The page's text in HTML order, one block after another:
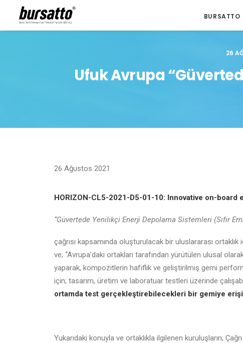
BURSATTO
26
Ufuk Avrupa
26 Ağustos 2021
HORIZON-CL5-2021-D5-01-10: Innovative on-
“Güvertede Yenilikçi Enerji Depolama Sistemleri (Sıfır
çağrısı kapsamında oluşturulacak bir uluslararası
ve; “Avrupa’daki ortakları tarafından yürütülen ulusal
yaparak, kompozitlerin hafiflik ve geliştirilmiş gemi
için; tasarım, üretim ve laboratuar testleri üzerinde
ortamda test gerçekleştirebilecekleri bir gemiye
Yukarıdaki konuyla ve ortaklıkla ilgilenen kuruluşların;